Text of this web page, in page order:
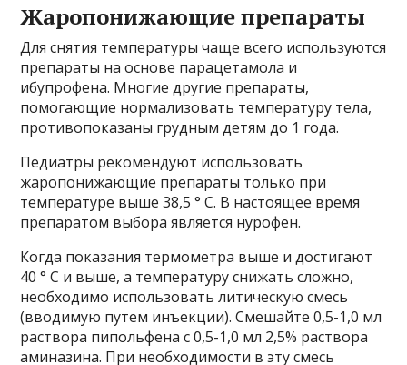
Жаропонижающие препараты
Для снятия температуры чаще всего используются
препараты на основе парацетамола и
ибупрофена. Многие другие препараты,
помогающие нормализовать температуру тела,
противопоказаны грудным детям до 1 года.
Педиатры рекомендуют использовать
жаропонижающие препараты только при
температуре выше 38,5 ° С. В настоящее время
препаратом выбора является нурофен.
Когда показания термометра выше и достигают
40 ° С и выше, а температуру снижать сложно,
необходимо использовать литическую смесь
(вводимую путем инъекции). Смешайте 0,5-1,0 мл
раствора пипольфена с 0,5-1,0 мл 2,5% раствора
аминазина. При необходимости в эту смесь